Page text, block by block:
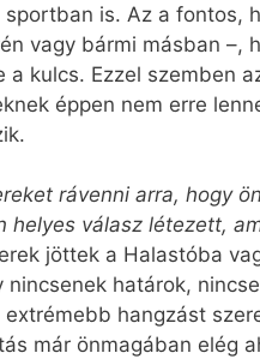
is. Az a fontos,
vagy bármi másban
a kulcs. Ezzel szemben
éppen nem erre
rávenni arra, hogy
helyes válasz létezett,
jöttek a Halastóba
határok,
hangzást
már önmagában elég